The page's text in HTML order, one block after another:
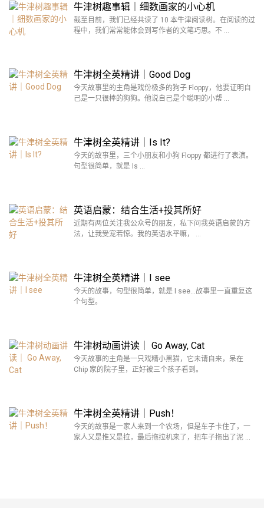
牛津树趣事辑｜细数画家的小心机
截至目前，我们已经共读了 10 本牛津阅读树。在阅读的过
程中，我们常常能体会到写作者的文笔巧思。不 …
牛津树全英精讲｜Good Dog
今天故事里的主角是戏份极多的狗子 Floppy，他要证明自
己是一只很棒的狗狗。他说自己是个聪明的小帮 …
牛津树全英精讲｜Is It?
今天的故事里，三个小朋友和小狗 Floppy 都进行了表演。
句型很简单，就是 Is …
英语启蒙：结合生活+投其所好
近期有两位关注我公众号的朋友，私下问我英语启蒙的方
法，让我受宠若惊。我的英语水平嘛， …
牛津树全英精讲｜I see
今天的故事，句型很简单，就是 I see…故事里一直重复这
个句型。
牛津树动画讲读｜ Go Away, Cat
今天故事的主角是一只戏精小黑猫，它未请自来，呆在
Chip 家的院子里，正好被三个孩子看到。
牛津树全英精讲｜Push！
今天的故事是一家人来到一个农场，但是车子卡住了，一
家人又是推又是拉，最后拖拉机来了，把车子拖出了泥 …